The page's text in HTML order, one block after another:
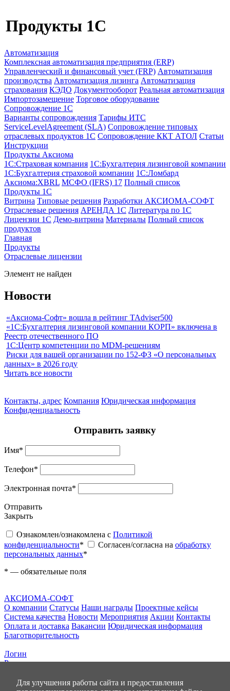
Продукты 1C
Автоматизация
Комплексная автоматизация предприятия (ERP)
Управленческий и финансовый учет (FRP) Автоматизация
производства Автоматизация лизинга Автоматизация
страхования КЭДО Документооборот Реальная автоматизация
Импортозамещение Торговое оборудование
Сопровождение 1С
Варианты сопровождения Тарифы ИТС
ServiceLevelAgreement (SLA) Сопровождение типовых
отраслевых продуктов 1С Сопровождение ККТ АТОЛ Статьи
Инструкции
Продукты Аксиома
1С:Страховая компания 1С:Бухгалтерия лизинговой компании
1С:Бухгалтерия страховой компании 1С:Ломбард
Аксиома:XBRL МСФО (IFRS) 17 Полный список
Продукты 1С
Витрина Типовые решения Разработки АКСИОМА-СОФТ
Отраслевые решения АРЕНДА 1С Литература по 1С
Лицензии 1C Демо-витрина Материалы Полный список
продуктов
Главная
Продукты
Отраслевые лицензии
Элемент не найден
Новости
«Аксиома-Софт» вошла в рейтинг TAdviser500
«1С:Бухгалтерия лизинговой компании КОРП» включена в
Реестр отечественного ПО
1С:Центр компетенции по MDM-решениям
Риски для вашей организации по 152-ФЗ «О персональных
данных» в 2026 году
Читать все новости
Контакты, адрес Компания Юридическая информация
Конфиденциальность
Для улучшения работы сайта и предоставления
Отправить заявку
Имя*
Телефон*
Электронная почта*
Отправить
Закрыть
Ознакомлен/ознакомлена с Политикой
конфиденциальности* Согласен/согласна на обработку
персональных данных*
* — обязательные поля
АКСИОМА-СОФТ
О компании Статусы Наши награды Проектные кейсы
Система качества Новости Мероприятия Акции Контакты
Оплата и доставка Вакансии Юридическая информация
Благотворительность
Логин
Регистрация
позиций